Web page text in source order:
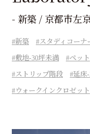
- 新築 / 京都市左
新築 スタディコーナ
敷地-30坪未満 ペット
ストリップ階段 延床
ウォークインクロゼット